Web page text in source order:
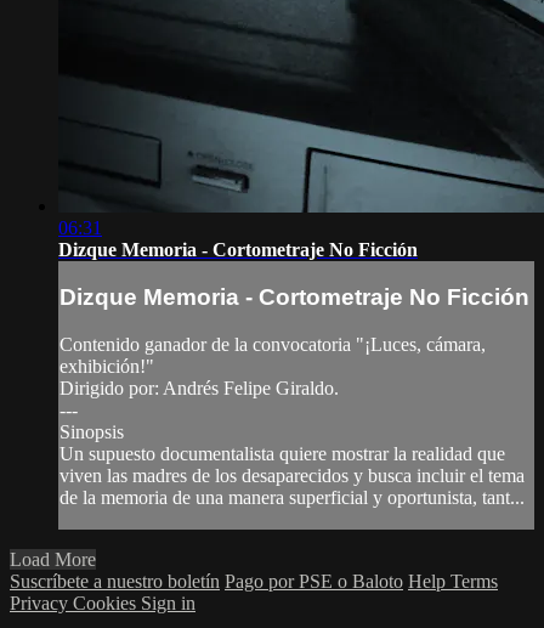
06:31
Dizque Memoria - Cortometraje No Ficción
Dizque Memoria - Cortometraje No Ficción
Contenido ganador de la convocatoria "¡Luces, cámara,
exhibición!"
Dirigido por: Andrés Felipe Giraldo.
---
Sinopsis
Un supuesto documentalista quiere mostrar la realidad que
viven las madres de los desaparecidos y busca incluir el tema
de la memoria de una manera superficial y oportunista, tant...
Load More
Suscríbete a nuestro boletín Pago por PSE o Baloto Help Terms
Privacy Cookies Sign in